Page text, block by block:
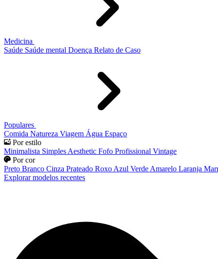
Medicina
Saúde Saúde mental Doença Relato de Caso
Populares
Comida Natureza Viagem Água Espaço
Por estilo
Minimalista Simples Aesthetic Fofo Profissional Vintage
Por cor
Preto Branco Cinza Prateado Roxo Azul Verde Amarelo Laranja
Explorar modelos recentes